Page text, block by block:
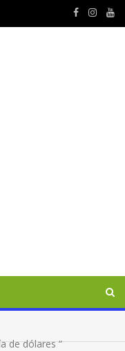
de dólares “